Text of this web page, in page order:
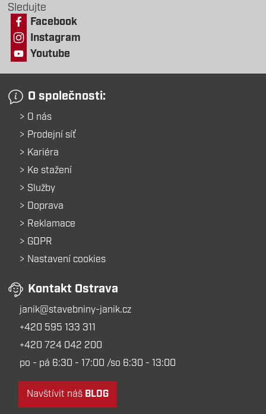
Sledujte
Facebook
Instagram
Youtube
O společnosti:
O nás
Prodejní síť
Kariéra
Ke stažení
Služby
Doprava
Reklamace
GDPR
Nastavení cookies
Kontakt Ostrava
janik@stavebniny-janik.cz
+420 595 133 311
+420 724 042 200
po - pá 6:30 - 17:00 /so 6:30 - 13:00
Navštívit náš BLOG